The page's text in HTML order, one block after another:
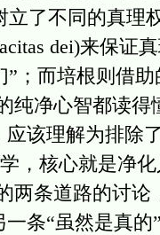
了不同的真理
dei)来保证
而培根则借助
纯净心智都读得
该理解为排除
，核心就是净
条道路的讨论
条“虽然是真